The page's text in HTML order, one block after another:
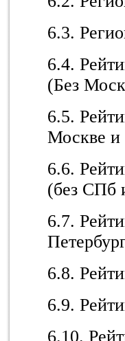
6.3.
6.4.
(Без
6.5.
Москве и
6.6.
(без СПб
6.7.
6.8.
6.9.
6.10.